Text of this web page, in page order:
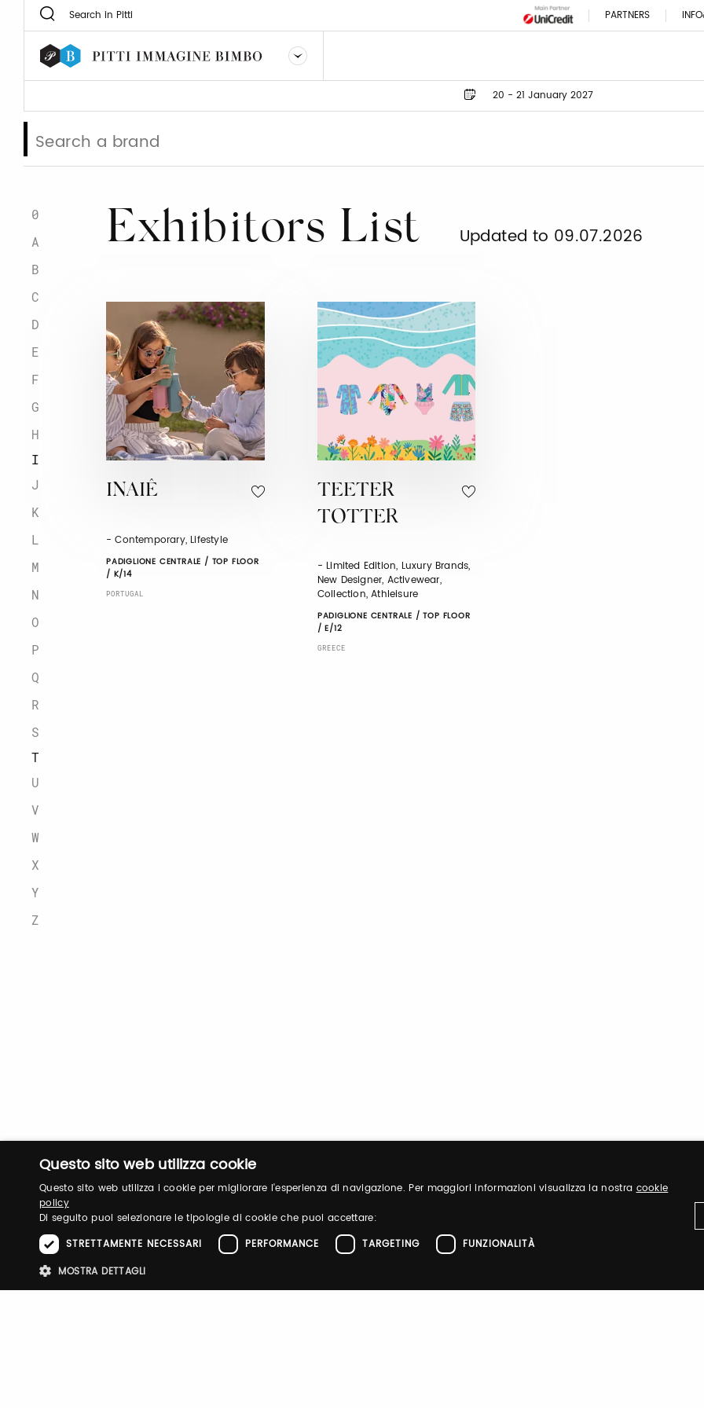
PARTNERS
20 - 21 January 2027
0
A
B
C
D
E
F
G
H
I
J
K
L
M
N
O
P
Q
R
S
T
U
V
W
X
Y
Z
Exhibitors List Updated to 09.07.2026
INAIÊ
- Contemporary, Lifestyle
PADIGLIONE CENTRALE / TOP FLOOR
/ K/14
PORTUGAL
TEETER
TOTTER
- Limited Edition, Luxury Brands,
New Designer, Activewear,
Collection, Athleisure
PADIGLIONE CENTRALE / TOP FLOOR
/ E/12
GREECE
Questo sito web utilizza cookie
Questo sito web utilizza i cookie per migliorare l'esperienza di navigazione. Per maggiori informazioni visualizza la nostracookie
policy
Di seguito puoi selezionare le tipologie di cookie che puoi accettare:
STRETTAMENTE NECESSARI
PERFORMANCE TARGETING
FUNZIONALITÀ
MOSTRA DETTAGLI